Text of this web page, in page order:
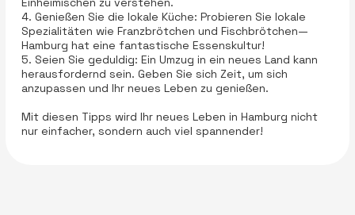
4. Genießen Sie die lokale Küche: Probieren Sie lokale
Spezialitäten wie Franzbrötchen und Fischbrötchen—
Hamburg hat eine fantastische Essenskultur!
5. Seien Sie geduldig: Ein Umzug in ein neues Land kann
herausfordernd sein. Geben Sie sich Zeit, um sich
anzupassen und Ihr neues Leben zu genießen.
Mit diesen Tipps wird Ihr neues Leben in Hamburg nicht
nur einfacher, sondern auch viel spannender!